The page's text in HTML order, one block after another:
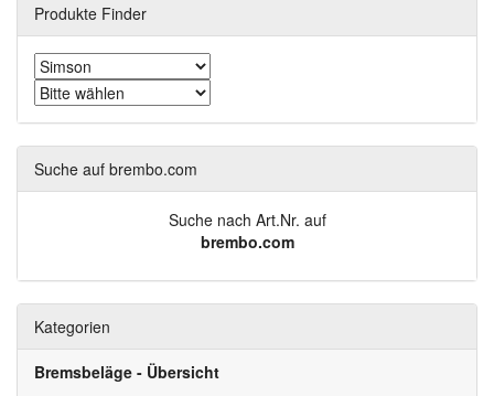
Produkte Finder
Suche auf brembo.com
Suche nach Art.Nr. auf
brembo.com
Kategorien
Bremsbeläge - Übersicht